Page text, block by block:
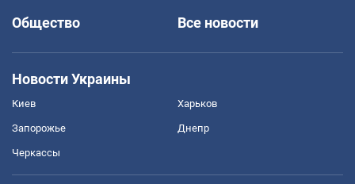
Общество
Все новости
Новости Украины
Киев Харьков
Запорожье Днепр
Черкассы